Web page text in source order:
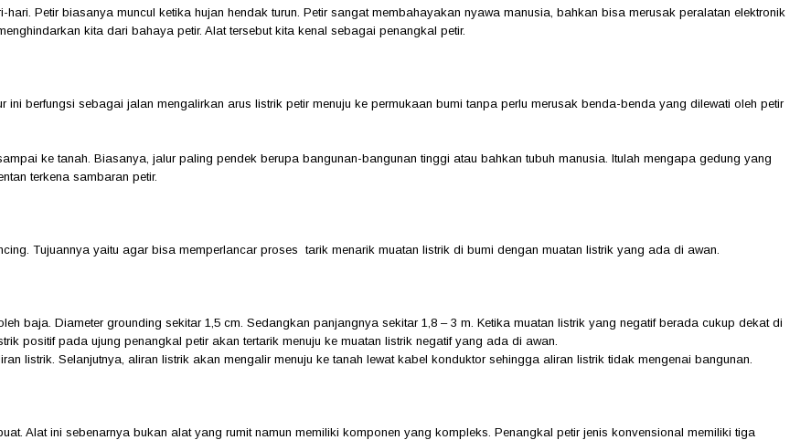
Petir biasanya muncul ketika hujan hendak turun. Petir sangat membahayakan nyawa manusia, bahkan bisa merusak peralatan elektronik
kita dari bahaya petir. Alat tersebut kita kenal sebagai penangkal petir.
berfungsi sebagai jalan mengalirkan arus listrik petir menuju ke permukaan bumi tanpa perlu merusak benda-benda yang dilewati oleh petir
ke tanah. Biasanya, jalur paling pendek berupa bangunan-bangunan tinggi atau bahkan tubuh manusia. Itulah mengapa gedung yang
terkena sambaran petir.
Tujuannya yaitu agar bisa memperlancar proses tarik menarik muatan listrik di bumi dengan muatan listrik yang ada di awan.
baja. Diameter grounding sekitar 1,5 cm. Sedangkan panjangnya sekitar 1,8 – 3 m. Ketika muatan listrik yang negatif berada cukup dekat di
positif pada ujung penangkal petir akan tertarik menuju ke muatan listrik negatif yang ada di awan.
listrik. Selanjutnya, aliran listrik akan mengalir menuju ke tanah lewat kabel konduktor sehingga aliran listrik tidak mengenai bangunan.
Alat ini sebenarnya bukan alat yang rumit namun memiliki komponen yang kompleks. Penangkal petir jenis konvensional memiliki tiga